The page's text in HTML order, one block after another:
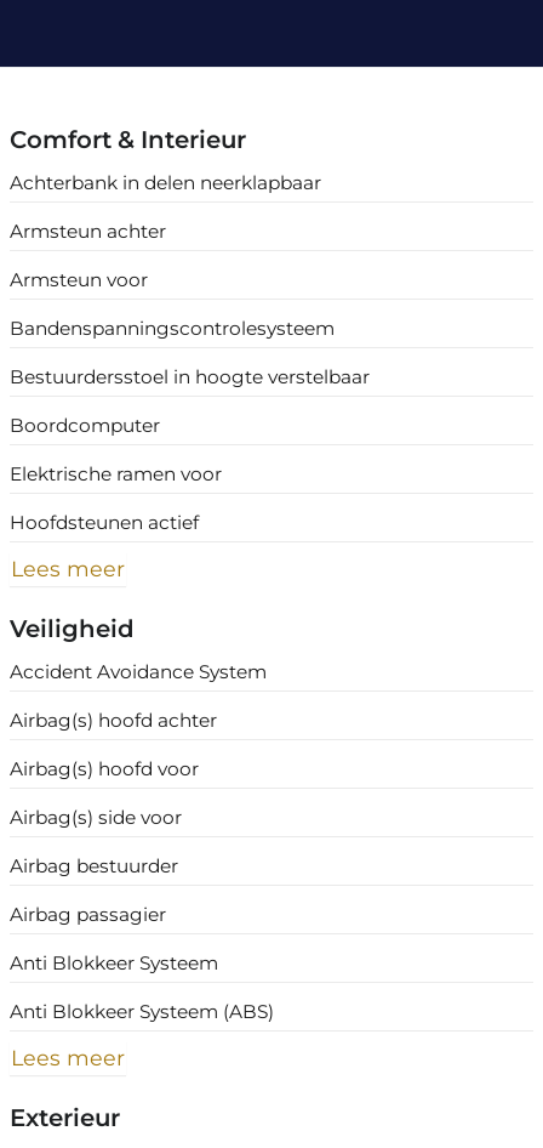
Comfort & Interieur
Achterbank in delen neerklapbaar
Armsteun achter
Armsteun voor
Bandenspanningscontrolesysteem
Bestuurdersstoel in hoogte verstelbaar
Boordcomputer
Elektrische ramen voor
Hoofdsteunen actief
Lees meer
Veiligheid
Accident Avoidance System
Airbag(s) hoofd achter
Airbag(s) hoofd voor
Airbag(s) side voor
Airbag bestuurder
Airbag passagier
Anti Blokkeer Systeem
Anti Blokkeer Systeem (ABS)
Lees meer
Exterieur